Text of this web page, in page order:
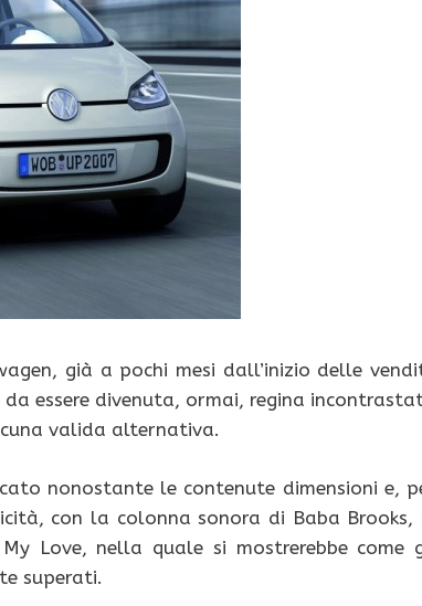
già a pochi mesi dall’inizio delle
da essere divenuta, ormai, regina
valida alternativa.
nonostante le contenute dimensioni e,
con la colonna sonora di Baba Brooks,
Love, nella quale si mostrerebbe come
superati.